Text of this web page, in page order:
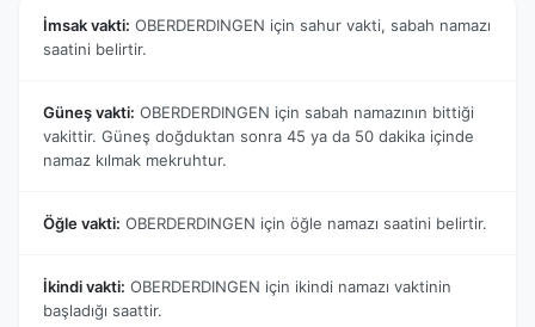
İmsak vakti: OBERDERDINGEN için sahur vakti, sabah namazı
saatini belirtir.
Güneş vakti: OBERDERDINGEN için sabah namazının bittiği
vakittir. Güneş doğduktan sonra 45 ya da 50 dakika içinde
namaz kılmak mekruhtur.
Öğle vakti: OBERDERDINGEN için öğle namazı saatini belirtir.
İkindi vakti: OBERDERDINGEN için ikindi namazı vaktinin
başladığı saattir.